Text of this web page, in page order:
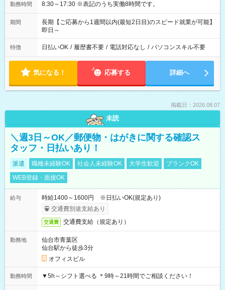
勤務時間 8:30～17:30 ※表記のうち実働8時間です。
期間
長期【ご応募から1週間以内(最短2日目)のスピード就業が可能】
即日～
特徴 日払いOK / 履歴書不要 / 電話対応なし / パソコンスキル不要
気になる！ 応募する 詳細へ
掲載日：2026.08.07
未読
＼週3日～OK／郵便物・はがきに関する確認ス
タッフ・日払いあり！
派遣 職種未経験OK 社会人未経験OK 大学生歓迎
ブランクOK
WEB登録・面接OK
給与
時給1400～1600円 ※日払いOK(規定あり)
交通費別途支給あり
交通費 交通費支給（規定あり）
勤務地
仙台市青葉区
仙台駅から徒歩3分
オフィスビル
勤務時間 ▼5h～シフト選べる ＊9時～21時間でご相談ください！